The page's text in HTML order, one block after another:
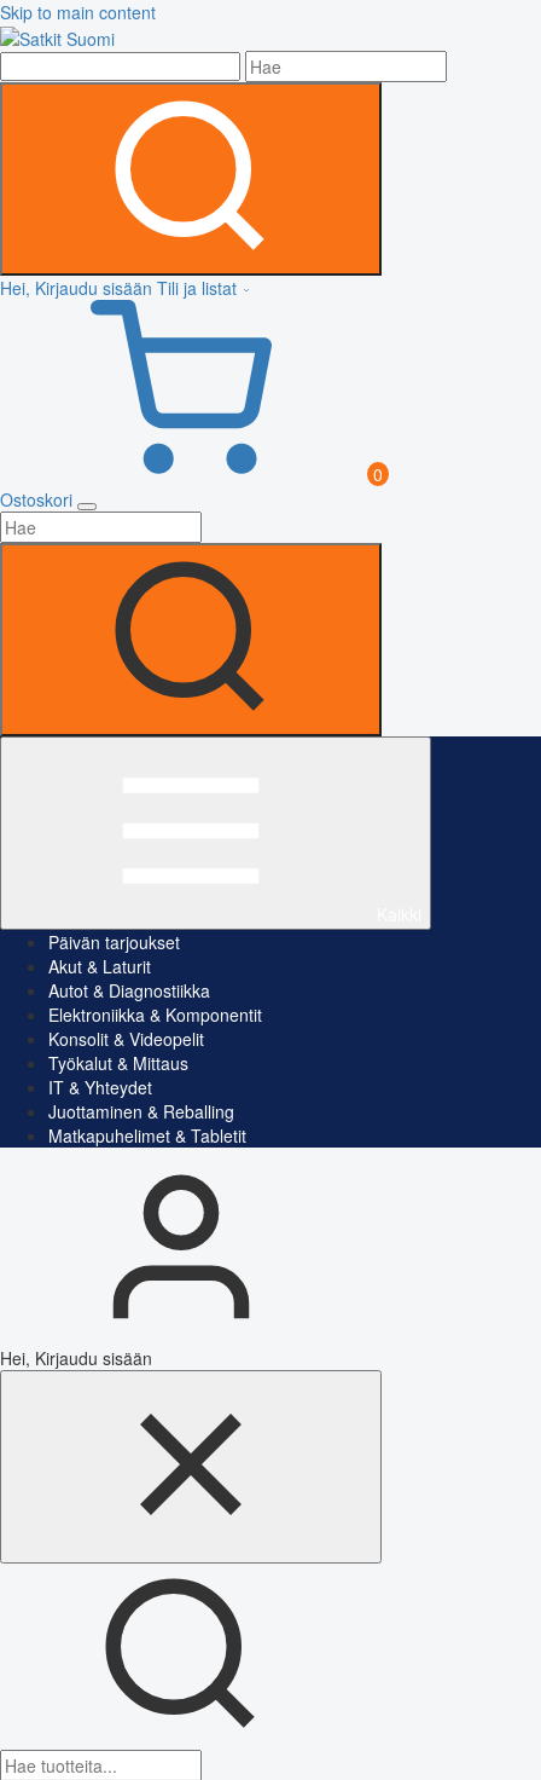
Skip to main content
Hei, Kirjaudu sisään Tili ja listat
0
Ostoskori
Päivän tarjoukset
Akut & Laturit
Autot & Diagnostiikka
Elektroniikka & Komponentit
Konsolit & Videopelit
Työkalut & Mittaus
IT & Yhteydet
Juottaminen & Reballing
Matkapuhelimet & Tabletit
Hei, Kirjaudu sisään